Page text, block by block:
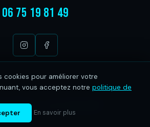
06 75 19 81 49
— Tous droits réservés
· Politique de confidentialité
cookies pour améliorer votre
vous acceptez notre politique de
En savoir plus